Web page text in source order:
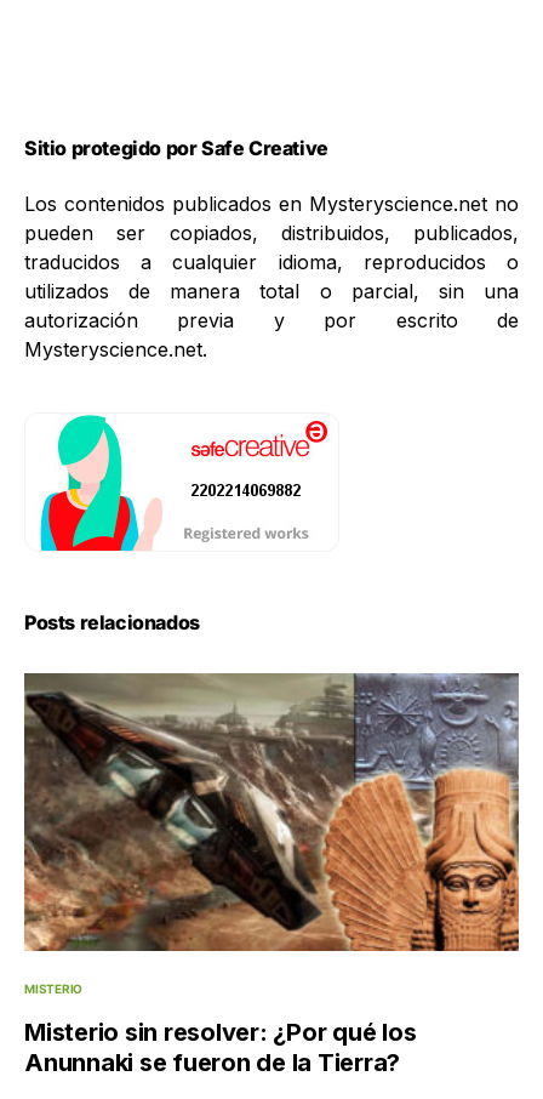
Sitio protegido por Safe Creative
Los contenidos publicados en Mysteryscience.net no
pueden ser copiados, distribuidos, publicados,
traducidos a cualquier idioma, reproducidos o
utilizados de manera total o parcial, sin una
autorización previa y por escrito de
Mysteryscience.net.
Posts relacionados
MISTERIO
Misterio sin resolver: ¿Por qué los
Anunnaki se fueron de la Tierra?